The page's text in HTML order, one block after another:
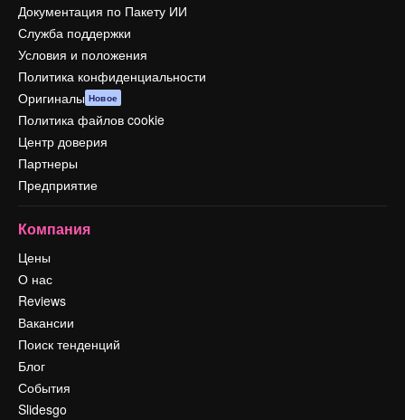
Документация по Пакету ИИ
Служба поддержки
Условия и положения
Политика конфиденциальности
Оригиналы Новое
Политика файлов cookie
Центр доверия
Партнеры
Предприятие
Компания
Цены
О нас
Reviews
Вакансии
Поиск тенденций
Блог
События
Slidesgo